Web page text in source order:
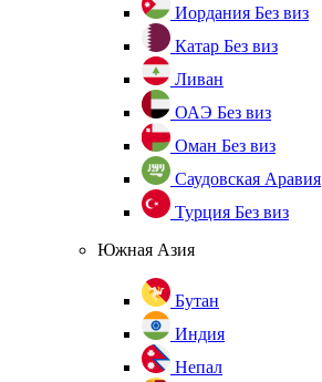
Иордания Без виз
Катар Без виз
Ливан
ОАЭ Без виз
Оман Без виз
Саудовская Аравия
Турция Без виз
Южная Азия
Бутан
Индия
Непал